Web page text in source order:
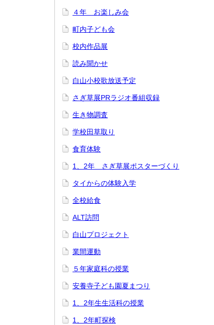
４年 お楽しみ会
町内子ども会
校内作品展
読み聞かせ
白山小校歌放送予定
さぎ草展PRラジオ番組収録
生き物調査
学校田草取り
食育体験
1、2年 さぎ草展ポスターづくり
タイからの体験入学
全校給食
ALT訪問
白山プロジェクト
業間運動
５年家庭科の授業
安養寺子ども園夏まつり
1、2年生生活科の授業
1、2年町探検